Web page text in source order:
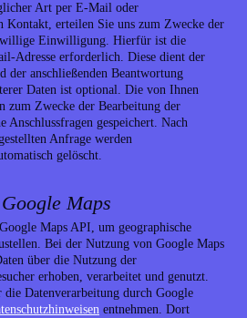
Art per E-Mail oder
erteilen Sie uns zum Zwecke der
Einwilligung. Hierfür ist die
Adresse erforderlich. Diese dient der
der anschließenden Beantwortung
Daten ist optional. Die von Ihnen
zum Zwecke der Bearbeitung der
gespeichert. Nach
Anfrage werden
gelöscht.
Maps
Maps API, um geographische
Bei der Nutzung von Google Maps
über die Nutzung der
erhoben, verarbeitet und genutzt.
Datenverarbeitung durch Google
entnehmen. Dort